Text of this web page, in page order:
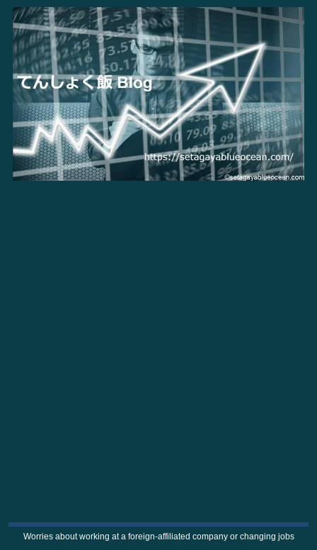
Worries about working at a foreign-affiliated company or changing jobs